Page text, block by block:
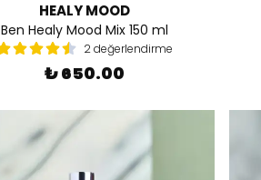
HEALY MOOD
Ben Healy Mood Mix 150 ml
2 değerlendirme
₺ 650.00